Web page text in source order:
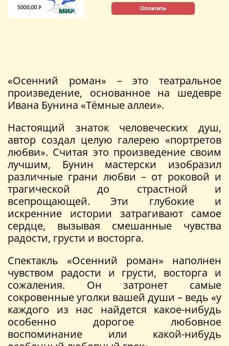
Оплатить
«Осенний роман» – это театральное
произведение, основанное на шедевре
Ивана Бунина «Тёмные аллеи».
Настоящий знаток человеческих душ,
автор создал целую галерею «портретов
любви». Считая это произведение своим
лучшим, Бунин мастерски изобразил
различные грани любви – от роковой и
трагической до страстной и
всепрощающей. Эти глубокие и
искренние истории затрагивают самое
сердце, вызывая смешанные чувства
радости, грусти и восторга.
Спектакль «Осенний роман» наполнен
чувством радости и грусти, восторга и
сожаления. Он затронет самые
сокровенные уголки вашей души – ведь «у
каждого из нас найдется какое-нибудь
особенно дорогое любовное
воспоминание или какой-нибудь